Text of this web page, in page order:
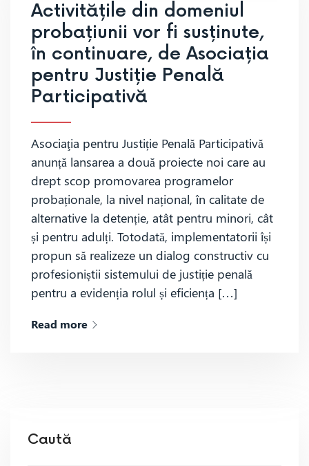
Activitățile din domeniul
probațiunii vor fi susținute,
în continuare, de Asociația
pentru Justiție Penală
Participativă
Asociaţia pentru Justiție Penală Participativă
anunță lansarea a două proiecte noi care au
drept scop promovarea programelor
probaționale, la nivel național, în calitate de
alternative la detenție, atât pentru minori, cât
și pentru adulți. Totodată, implementatorii își
propun să realizeze un dialog constructiv cu
profesioniștii sistemului de justiție penală
pentru a evidenția rolul și eficiența […]
Read more
Caută